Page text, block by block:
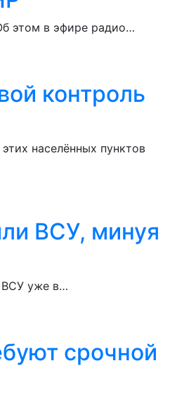
этом в эфире радио…
контроль
населённых пунктов
ВСУ, минуя
ВСУ уже в…
срочной